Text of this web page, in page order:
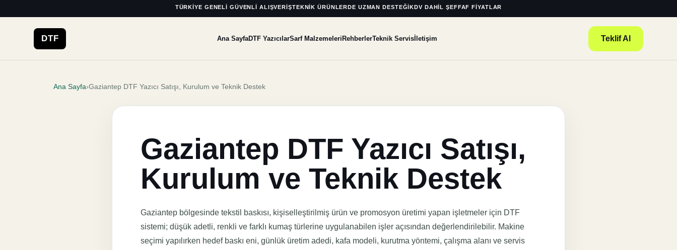
TÜRKIYE GENELI GÜVENLI ALIŞVERIŞTEKNIK ÜRÜNLERDE UZMAN DESTEĞIKDV DAHIL ŞEFFAF FIYATLAR
DTF Ana SayfaDTF YazıcılarSarf Malzemeleri RehberlerTeknik Servis İletişim Teklif Al
Ana Sayfa›Gaziantep DTF Yazıcı Satışı, Kurulum ve Teknik Destek
Gaziantep DTF Yazıcı Satışı,
Kurulum ve Teknik Destek
Gaziantep bölgesinde tekstil baskısı, kişiselleştirilmiş ürün ve promosyon üretimi yapan işletmeler için DTF
sistemi; düşük adetli, renkli ve farklı kumaş türlerine uygulanabilen işler açısından değerlendirilebilir. Makine
seçimi yapılırken hedef baskı eni, günlük üretim adedi, kafa modeli, kurutma yöntemi, çalışma alanı ve servis